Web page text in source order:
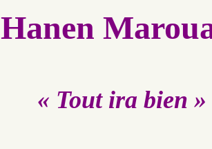
Hanen
« Tout ira bien »